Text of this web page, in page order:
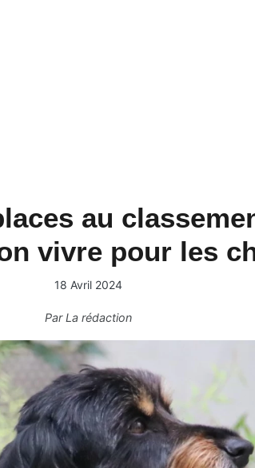
au
vivre pour les
18 Avril 2024
ParLa rédaction